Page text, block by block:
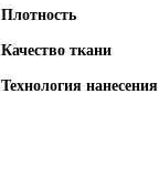
Плотность
Качество ткани
Технология нанесения